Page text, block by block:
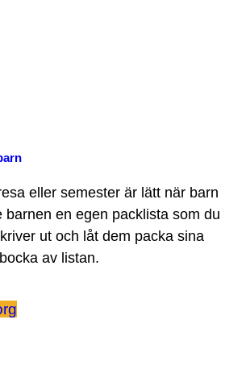
eller semester är lätt när barn
barnen en egen packlista som du
ut och låt dem packa sina
av listan.